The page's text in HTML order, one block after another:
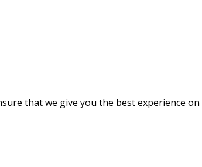
that we give you the best experience